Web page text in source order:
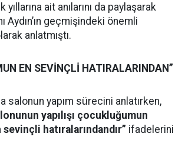
ait anılarını da paylaşarak
Aydın’ın geçmişindeki önemli
anlatmıştı.
EN SEVİNÇLİ HATIRALARINDAN”
salonun yapım sürecini anlatırken,
yapılışı çocukluğumun
sevinçli hatıralarındandır” ifadelerini